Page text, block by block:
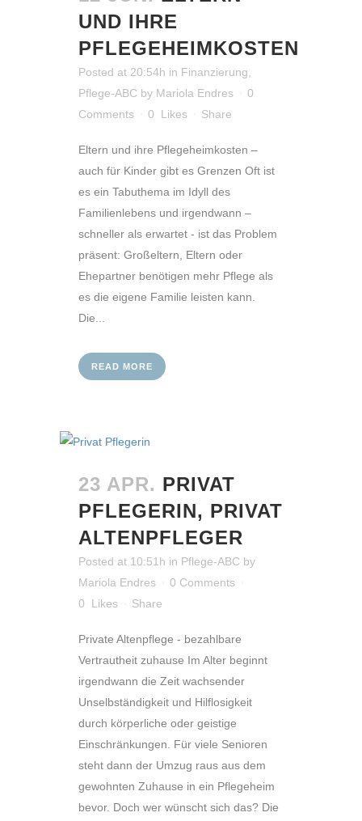
UND IHRE
PFLEGEHEIMKOSTEN
Posted at 20:54h in Finanzierung
Pflege-ABC by Mariola Endres
0
Comments
0 Likes Share
Eltern und ihre Pflegeheimkosten –
auch für Kinder gibt es Grenzen Oft ist
es ein Tabuthema im Idyll des
Familienlebens und irgendwann –
schneller als erwartet - ist das Problem
präsent: Großeltern, Eltern oder
Ehepartner benötigen mehr Pflege als
es die eigene Familie leisten kann.
Die...
READ MORE
23 APR. PRIVAT
PFLEGERIN, PRIVAT
ALTENPFLEGER
Posted at 10:51h in Pflege-ABC by
Mariola Endres
0 Comments
0
Likes Share
Private Altenpflege - bezahlbare
Vertrautheit zuhause Im Alter beginnt
irgendwann die Zeit wachsender
Unselbständigkeit und Hilflosigkeit
durch körperliche oder geistige
Einschränkungen. Für viele Senioren
steht dann der Umzug raus aus dem
gewohnten Zuhause in ein Pflegeheim
bevor. Doch wer wünscht sich das? Die